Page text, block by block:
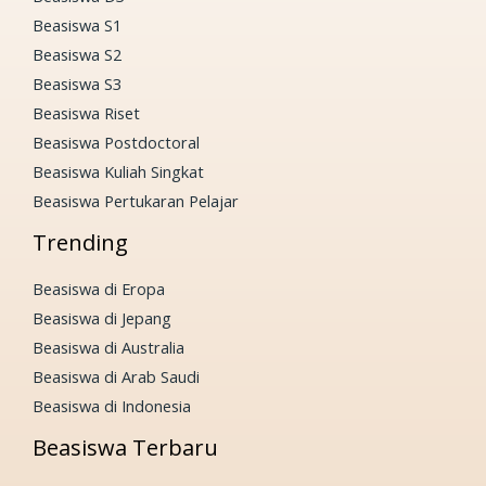
Beasiswa S1
Beasiswa S2
Beasiswa S3
Beasiswa Riset
Beasiswa Postdoctoral
Beasiswa Kuliah Singkat
Beasiswa Pertukaran Pelajar
Trending
Beasiswa di Eropa
Beasiswa di Jepang
Beasiswa di Australia
Beasiswa di Arab Saudi
Beasiswa di Indonesia
Beasiswa Terbaru